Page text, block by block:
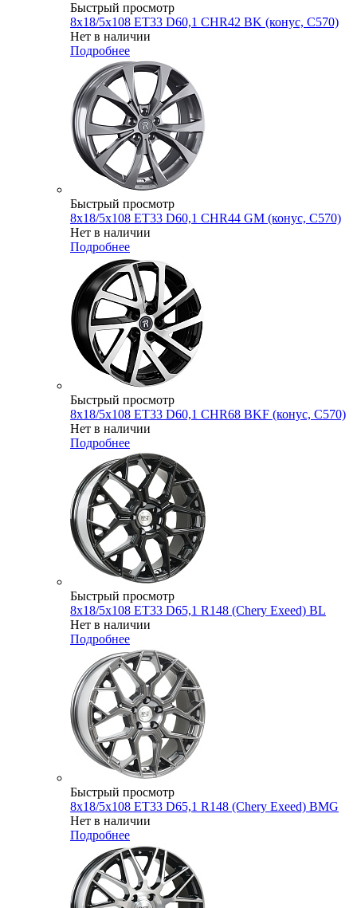
Быстрый просмотр
8x18/5x108 ET33 D60,1 CHR42 BK (конус, C570)
Нет в наличии
Подробнее
Быстрый просмотр
8x18/5x108 ET33 D60,1 CHR44 GM (конус, C570)
Нет в наличии
Подробнее
Быстрый просмотр
8x18/5x108 ET33 D60,1 CHR68 BKF (конус, C570)
Нет в наличии
Подробнее
Быстрый просмотр
8x18/5x108 ET33 D65,1 R148 (Chery Exeed) BL
Нет в наличии
Подробнее
Быстрый просмотр
8x18/5x108 ET33 D65,1 R148 (Chery Exeed) BMG
Нет в наличии
Подробнее